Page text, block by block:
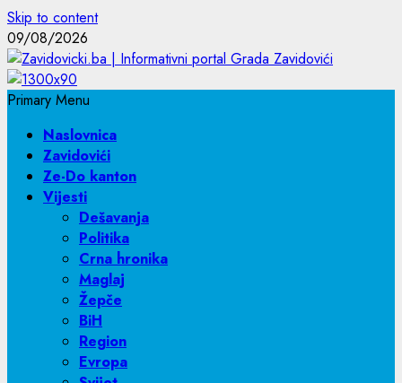
Skip to content
09/08/2026
Primary Menu
Naslovnica
Zavidovići
Ze-Do kanton
Vijesti
Dešavanja
Politika
Crna hronika
Maglaj
Žepče
BiH
Region
Evropa